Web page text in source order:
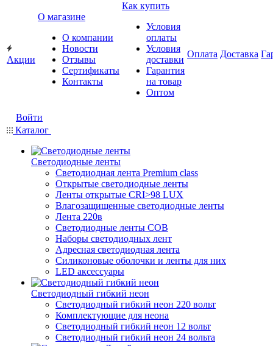
Акции
О магазине
О компании
Новости
Отзывы
Сертификаты
Контакты
Как купить
Условия
оплаты
Условия
доставки
Гарантия
на товар
Оптом
Оплата Доставка
Войти
Каталог
Светодиодные ленты
Светодиодная лента Premium class
Открытые светодиодные ленты
Ленты открытые CRI>98 LUX
Влагозащищенные светодиодные ленты
Лента 220в
Светодиодные ленты COB
Наборы светодиодных лент
Адресная светодиодная лента
Силиконовые оболочки и ленты для них
LED аксессуары
Светодиодный гибкий неон
Светодиодный гибкий неон 220 вольт
Комплектующие для неона
Светодиодный гибкий неон 12 вольт
Светодиодный гибкий неон 24 вольта